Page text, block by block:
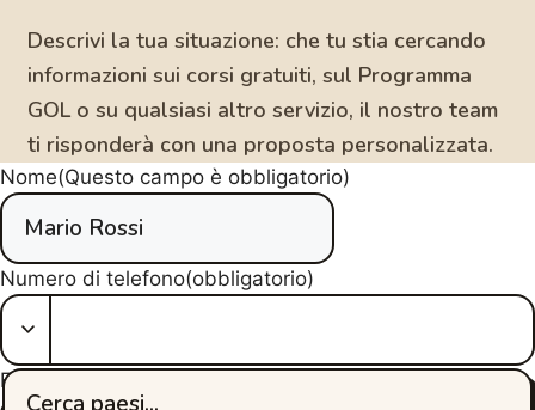
Descrivi la tua situazione: che tu stia cercando
informazioni sui corsi gratuiti, sul Programma
GOL o su qualsiasi altro servizio, il nostro team
ti risponderà con una proposta personalizzata.
Nome(Questo campo è obbligatorio)
Numero di telefono(obbligatorio)
Email